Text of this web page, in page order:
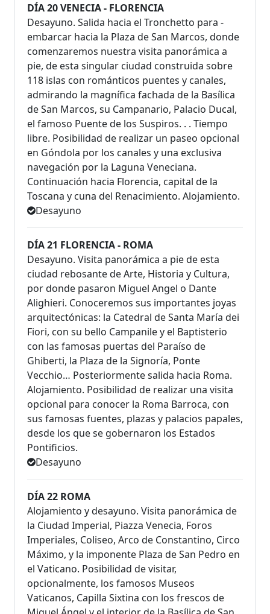
DÍA 20 VENECIA - FLORENCIA
Desayuno. Salida hacia el Tronchetto para ­
embarcar hacia la Plaza de San Marcos, donde
comenzaremos nuestra visita panorámica a
pie, de esta singular ciudad construida sobre
118 islas con románticos puentes y canales,
admirando la magnífica fachada de la Basílica
de San Marcos, su Campanario, Palacio Ducal,
el famoso Puente de los Suspiros. . . Tiempo
libre. Posibilidad de realizar un paseo opcional
en Góndola por los canales y una exclusiva
navegación por la Laguna Veneciana.
Continuación hacia Florencia, capital de la
Toscana y cuna del Renacimiento. Alojamiento.
Desayuno
DÍA 21 FLORENCIA - ROMA
Desayuno. Visita panorámica a pie de esta
ciudad rebosante de Arte, Historia y Cultura,
por donde pasaron Miguel Angel o Dante
Alighieri. Conoceremos sus importantes joyas
arquitectónicas: la Catedral de Santa María dei
Fiori, con su bello Campanile y el Baptisterio
con las famosas puertas del Paraíso de
Ghiberti, la Plaza de la Signoría, Ponte
Vecchio… Posteriormente salida hacia Roma.
Alojamiento. Posibilidad de realizar una visita
opcional para conocer la Roma Barroca, con
sus famosas fuentes, plazas y palacios papales,
desde los que se gobernaron los Estados
Pontificios.
Desayuno
DÍA 22 ROMA
Alojamiento y desayuno. Visita panorámica de
la Ciudad Imperial, Piazza Venecia, Foros
Imperiales, Coliseo, Arco de Constantino, Circo
Máximo, y la imponente Plaza de San Pedro en
el Vaticano. Posibilidad de visitar,
opcionalmente, los famosos Museos
Vaticanos, Capilla Sixtina con los frescos de